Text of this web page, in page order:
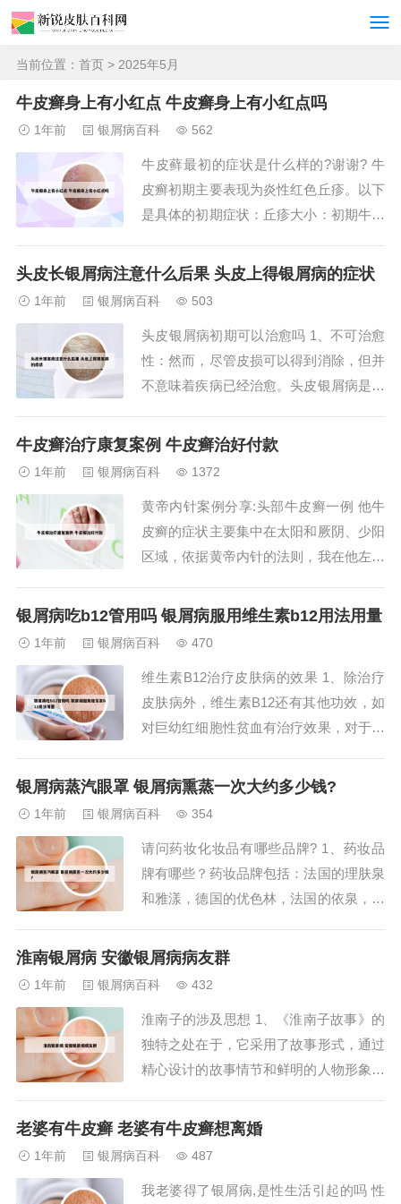
当前位置： 首页 > 2025年5月
牛皮癣身上有小红点 牛皮癣身上有小红点吗
1年前 银屑病百科 562
牛皮藓最初的症状是什么样的?谢谢? 牛
皮癣初期主要表现为炎性红色丘疹。以下
是具体的初期症状：丘疹大小：初期牛皮
与形态：这些丘疹通常呈现为炎性红色，
丘疹表面会覆盖多层干燥的银白色鳞屑，
这是牛皮癣...
头皮长银屑病注意什么后果 头皮上得银屑病的症状
1年前 银屑病百科 503
头皮银屑病初期可以治愈吗 1、不可治愈
性：然而，尽管皮损可以得到消除，但并
不意味着疾病已经治愈。头皮银屑病是一
会在2030年后复发。因此，头皮银屑病是
虽然不可治愈，但通过积极的治疗手段，
可以得...
牛皮癣治疗康复案例 牛皮癣治好付款
1年前 银屑病百科 1372
黄帝内针案例分享:头部牛皮癣一例 他牛
皮癣的症状主要集中在太阳和厥阴、少阳
区域，依据黄帝内针的法则，我在他左手
中渚、外关，同时针刺太阴鱼际、阳明合
池、太阴尺泽。第一次扎针的表弟有点紧
张，手心、...
银屑病吃b12管用吗 银屑病服用维生素b12用法用量
1年前 银屑病百科 470
维生素B12治疗皮肤病的效果 1、除治疗
皮肤病外，维生素B12还有其他功效，如
对巨幼红细胞性贫血有治疗效果，对于其
病而言，维生素B12没有其专属的治疗作
果。2、同时，用来治疗神经性损害性皮
肤病...
银屑病蒸汽眼罩 银屑病熏蒸一次大约多少钱?
1年前 银屑病百科 354
请问药妆化妆品有哪些品牌? 1、药妆品
牌有哪些？药妆品牌包括：法国的理肤泉
和雅漾，德国的优色林，法国的依泉，美
及中国的佰草集和同仁堂。2、薇姿 薇姿
进入中国，同时将药房专销护肤品的概念
带入...
淮南银屑病 安徽银屑病病友群
1年前 银屑病百科 432
淮南子的涉及思想 1、《淮南子故事》的
独特之处在于，它采用了故事形式，通过
精心设计的故事情节和鲜明的人物形象，
的方式展现给读者。这种创新的讲述方式
中，能够深入理解和感受传统文化的魅
老婆有牛皮癣 老婆有牛皮癣想离婚
1年前 银屑病百科 487
我老婆得了银屑病,是性生活引起的吗 性